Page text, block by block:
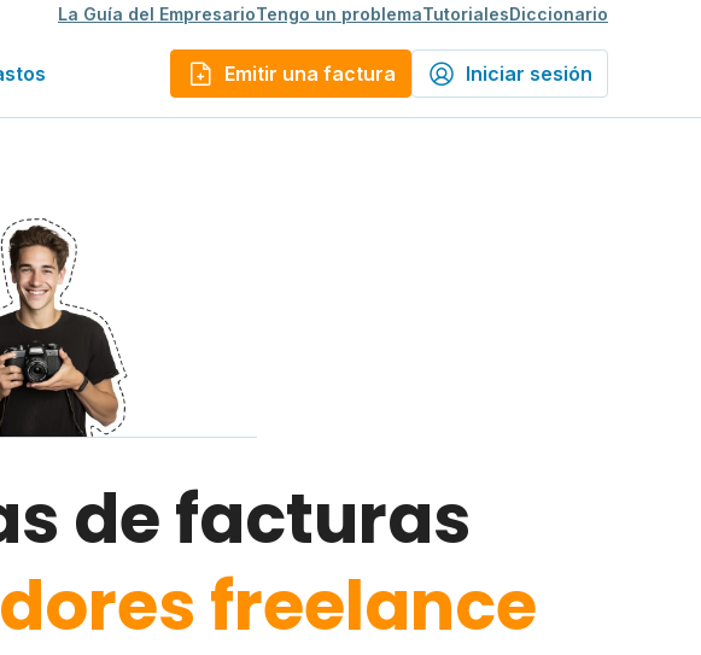
La Guía del EmpresarioTengo un problemaTutorialesDiccionario
Emitir una factura Iniciar sesión
de facturas
freelance